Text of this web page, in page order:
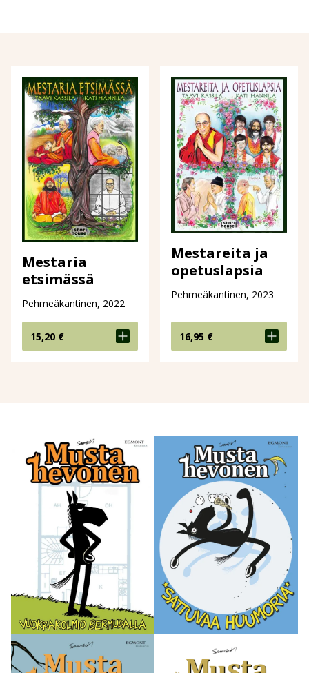
Mestaria
etsimässä
Pehmeäkantinen, 2022
15,20 €
Mestareita ja
opetuslapsia
Pehmeäkantinen, 2023
16,95 €